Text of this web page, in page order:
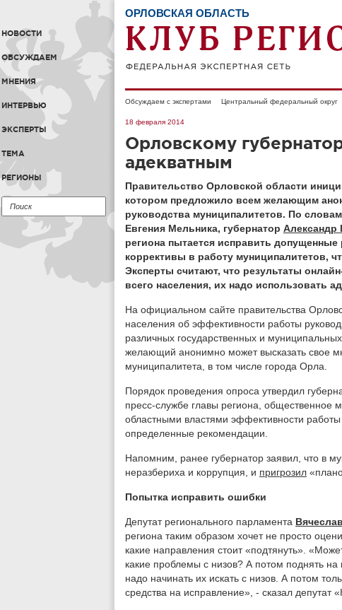
НОВОСТИ
ОБСУЖДАЕМ
МНЕНИЯ
ИНТЕРВЬЮ
ЭКСПЕРТЫ
ТЕМА
РЕГИОНЫ
ОРЛОВСКАЯ ОБЛАСТЬ
Обсуждаем с экспертами Центральный федеральный округ
18 февраля 2014
Орловскому
адекватным
Правительство Орловской области
котором предложило всем желающим
руководства муниципалитетов. По
Евгения Мельника, губернатор Александр
региона пытается исправить
коррективы в работу муниципалитетов,
Эксперты считают, что результаты
всего населения, их надо использовать
На официальном сайте правительства
населения об эффективности работы
различных государственных и
желающий анонимно может высказать свое
муниципалитета, в том числе города Орла.
Порядок проведения опроса утвердил
пресс-службе главы региона, общественное
областными властями эффективности
определенные рекомендации.
Напомним, ранее губернатор заявил, что в
неразбериха и коррупция, и пригрозил
Попытка исправить ошибки
Депутат регионального парламента
региона таким образом хочет не просто
какие направления стоит «подтянуть».
какие проблемы с низов? А потом поднять на
надо начинать их искать с низов. А потом
средства на исправление», - сказал депутат